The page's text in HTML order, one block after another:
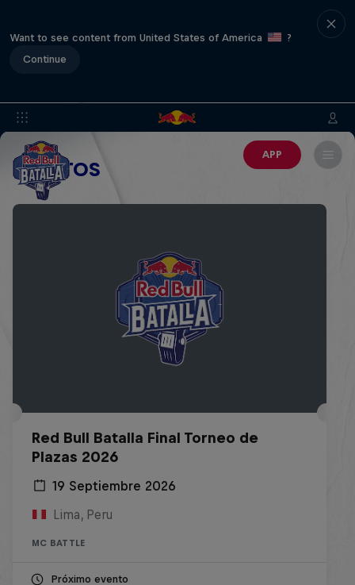
Want to see content from United States of America
?
Continue
APP
EVENTOS
Red Bull Batalla Final Torneo de
Plazas 2026
19 Septiembre 2026
Lima, Peru
MC BATTLE
Próximo evento